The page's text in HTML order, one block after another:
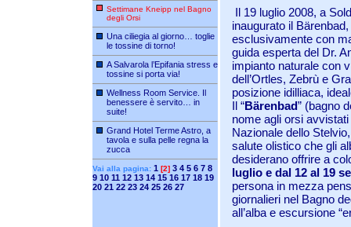
Settimane Kneipp nel Bagno
degli Orsi
Una ciliegia al giorno… toglie
le tossine di torno!
A Salvarola l’Epifania stress e
tossine si porta via!
Wellness Room Service. Il
benessere è servito… in
suite!
Grand Hotel Terme Astro, a
tavola e sulla pelle regna la
zucca
Vai alla pagina: 1 [2] 3 4 5 6 7 8
9 10 11 12 13 14 15 16 17 18 19
20 21 22 23 24 25 26 27
Il 19 luglio 2008, a
inaugurato il
esclusivamente con
guida esperta del Dr.
impianto naturale con
dell’Ortles, Zebrù e
posizione idilliaca,
Il “Bärenbad” (bagno
nome agli orsi
Nazionale dello
salute olistico che gli
desiderano offrire a
luglio e dal 12 al 19
persona in mezza
giornalieri nel Bagno
all’alba e escursione